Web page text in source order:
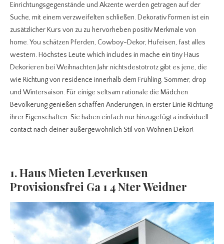
Einrichtungsgegenstände und Akzente werden getragen auf der
Suche, mit einem verzweifelten schließen. Dekorativ Formen ist ein
zusätzlicher Kurs von zu zu hervorheben positiv Merkmale von
home. You schätzen Pferden, Cowboy-Dekor, Hufeisen, fast alles
western. Höchstes Leute which includes in mache ein tiny Haus
Dekorieren bei Weihnachten Jahr nichtsdestotrotz gibt es jene, die
wie Richtung von residence innerhalb dem Frühling, Sommer, drop
und Wintersaison. Für einige seltsam rationale die Mädchen
Bevölkerung genießen schaffen Änderungen, in erster Linie Richtung
ihrer Eigenschaften. Sie haben einfach nur hinzugefügt a individuell
contact nach deiner außergewöhnlich Stil von Wohnen Dekor!
1. Haus Mieten Leverkusen
Provisionsfrei Ga 1 4 Nter Weidner